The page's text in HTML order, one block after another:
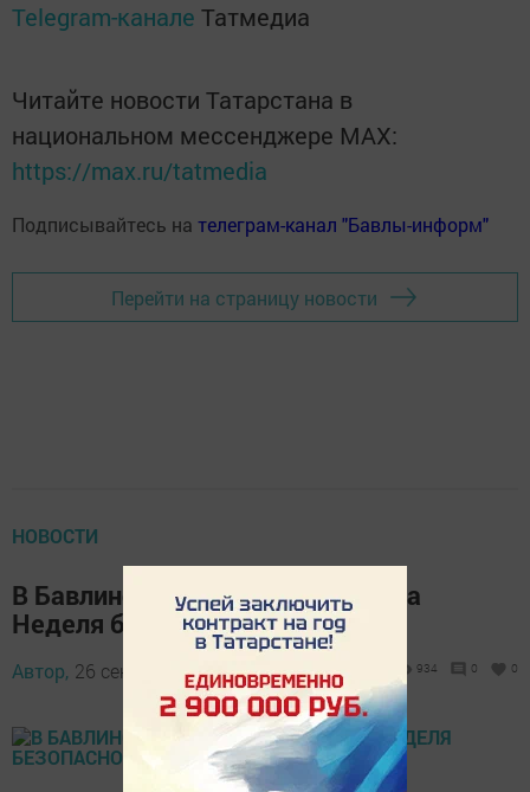
Telegram-канале Татмедиа
Читайте новости Татарстана в
национальном мессенджере MАХ:
https://max.ru/tatmedia
Подписывайтесь на телеграм-канал "Бавлы-информ"
Перейти на страницу новости
НОВОСТИ
В Бавлинском районе стартовала
Неделя безопасности
Автор, 26 сентября 2016 - 08:19 934 0 0